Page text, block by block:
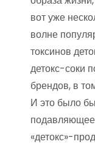
вот уже
волне
токсинов
детокс-соки
брендов, в
И это было
«детокс»-